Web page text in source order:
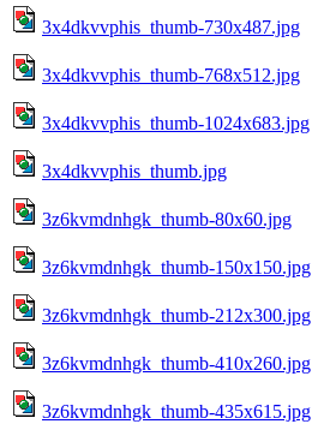
3x4dkvvphis_thumb-730x487.jpg
3x4dkvvphis_thumb-768x512.jpg
3x4dkvvphis_thumb-1024x683.jpg
3x4dkvvphis_thumb.jpg
3z6kvmdnhgk_thumb-80x60.jpg
3z6kvmdnhgk_thumb-150x150.jpg
3z6kvmdnhgk_thumb-212x300.jpg
3z6kvmdnhgk_thumb-410x260.jpg
3z6kvmdnhgk_thumb-435x615.jpg